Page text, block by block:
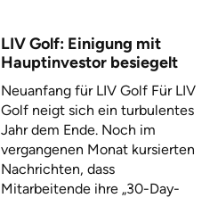
LIV Golf: Einigung mit
Hauptinvestor besiegelt
Neuanfang für LIV Golf Für LIV
Golf neigt sich ein turbulentes
Jahr dem Ende. Noch im
vergangenen Monat kursierten
Nachrichten, dass
Mitarbeitende ihre „30-Day-